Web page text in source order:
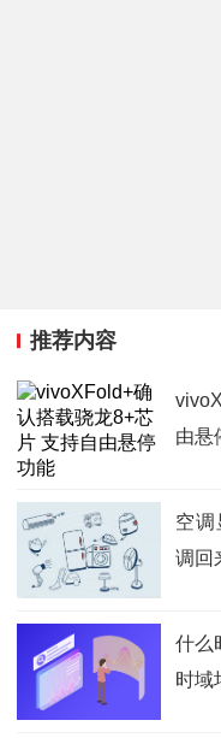
推荐内容
由悬
空调
调回
什么
时域